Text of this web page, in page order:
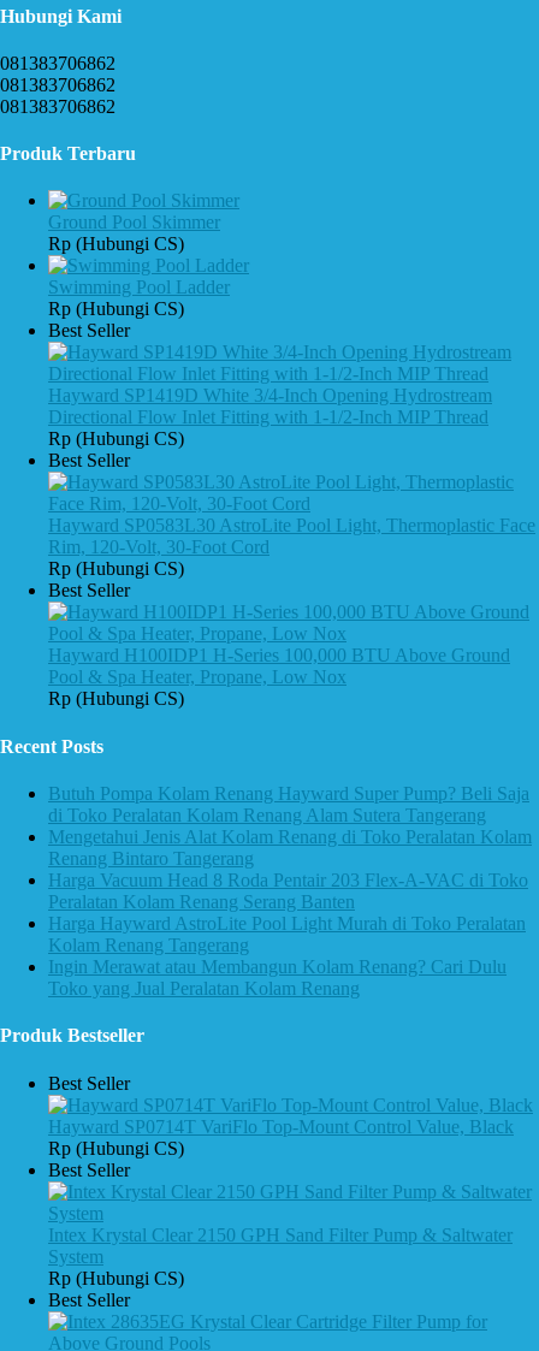
Hubungi Kami
081383706862
081383706862
081383706862
Produk Terbaru
Ground Pool Skimmer
Rp (Hubungi CS)
Swimming Pool Ladder
Rp (Hubungi CS)
Best Seller
Hayward SP1419D White 3/4-Inch Opening Hydrostream
Directional Flow Inlet Fitting with 1-1/2-Inch MIP Thread
Rp (Hubungi CS)
Best Seller
Hayward SP0583L30 AstroLite Pool Light, Thermoplastic Face
Rim, 120-Volt, 30-Foot Cord
Rp (Hubungi CS)
Best Seller
Hayward H100IDP1 H-Series 100,000 BTU Above Ground
Pool & Spa Heater, Propane, Low Nox
Rp (Hubungi CS)
Recent Posts
Butuh Pompa Kolam Renang Hayward Super Pump? Beli Saja
di Toko Peralatan Kolam Renang Alam Sutera Tangerang
Mengetahui Jenis Alat Kolam Renang di Toko Peralatan Kolam
Renang Bintaro Tangerang
Harga Vacuum Head 8 Roda Pentair 203 Flex-A-VAC di Toko
Peralatan Kolam Renang Serang Banten
Harga Hayward AstroLite Pool Light Murah di Toko Peralatan
Kolam Renang Tangerang
Ingin Merawat atau Membangun Kolam Renang? Cari Dulu
Toko yang Jual Peralatan Kolam Renang
Produk Bestseller
Best Seller
Hayward SP0714T VariFlo Top-Mount Control Value, Black
Rp (Hubungi CS)
Best Seller
Intex Krystal Clear 2150 GPH Sand Filter Pump & Saltwater
System
Rp (Hubungi CS)
Best Seller